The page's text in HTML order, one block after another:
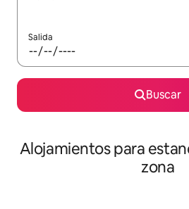
Salida
Buscar
Alojamientos para
zona